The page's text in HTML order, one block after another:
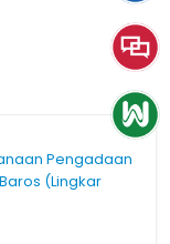
Pengadaan
(Lingkar